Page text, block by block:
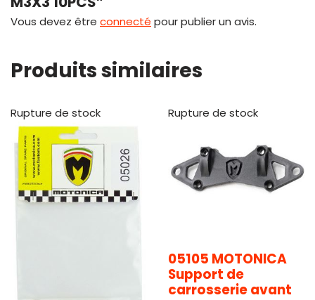
Vous devez être connecté pour publier un avis.
Produits similaires
Rupture de stock Rupture de stock
05105 MOTONICA
Support de
carrosserie avant